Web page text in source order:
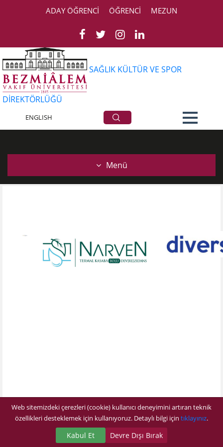
ADAY ÖĞRENCİ ÖĞRENCİ MEZUN
SAĞLIK KÜLTÜR VE SPOR
DİREKTÖRLÜĞÜ
ENGLISH
Menü
Web sitemizdeki çerezleri (cookie) kullanıcı deneyimini artıran teknik
özellikleri desteklemek için kullanıyoruz. Detaylı bilgi için tıklayınız.
Kabul Et Devre Dışı Bırak